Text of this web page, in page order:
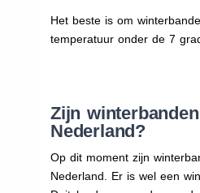
Het beste is om
temperatuur onder de 7
Zijn
Nederland?
Op dit moment zijn
Nederland. Er is wel een